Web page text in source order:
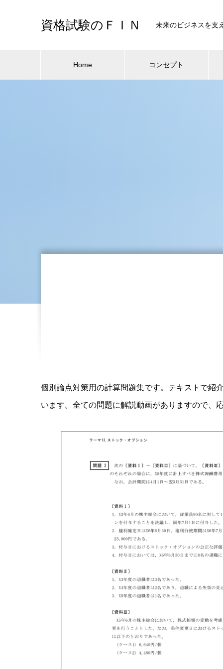
資格試験のＦＩＮ 未来のビジネスを支
Home コンセプト
個別論点対策用の計算問題集です。テキストで紹
います。全ての問題に解説動画がありますので、